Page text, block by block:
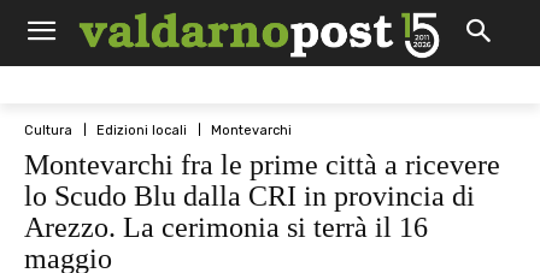
Cultura Edizioni locali Montevarchi
Montevarchi fra le prime città a ricevere
lo Scudo Blu dalla CRI in provincia di
Arezzo. La cerimonia si terrà il 16
maggio